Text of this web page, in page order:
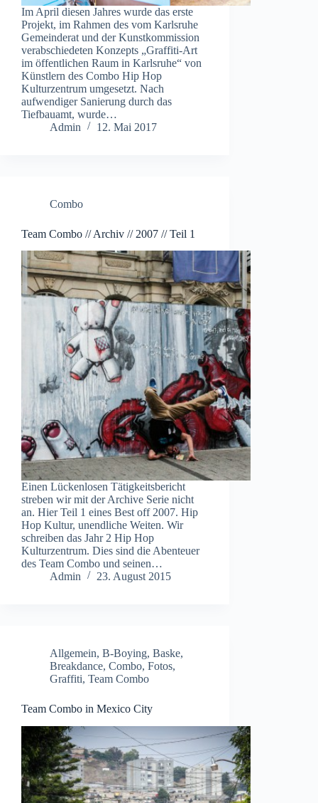
Im April diesen Jahres wurde das erste
Projekt, im Rahmen des vom Karlsruhe
Gemeinderat und der Kunstkommission
verabschiedeten Konzepts „Graffiti-Art
im öffentlichen Raum in Karlsruhe“ von
Künstlern des Combo Hip Hop
Kulturzentrum umgesetzt. Nach
aufwendiger Sanierung durch das
Tiefbauamt, wurde…
Admin
12. Mai 2017
Combo
Team Combo // Archiv // 2007 // Teil 1
Einen Lückenlosen Tätigkeitsbericht
streben wir mit der Archive Serie nicht
an. Hier Teil 1 eines Best off 2007. Hip
Hop Kultur, unendliche Weiten. Wir
schreiben das Jahr 2 Hip Hop
Kulturzentrum. Dies sind die Abenteuer
des Team Combo und seinen…
Admin
23. August 2015
Allgemein, B-Boying, Baske,
Breakdance, Combo, Fotos,
Graffiti, Team Combo
Team Combo in Mexico City